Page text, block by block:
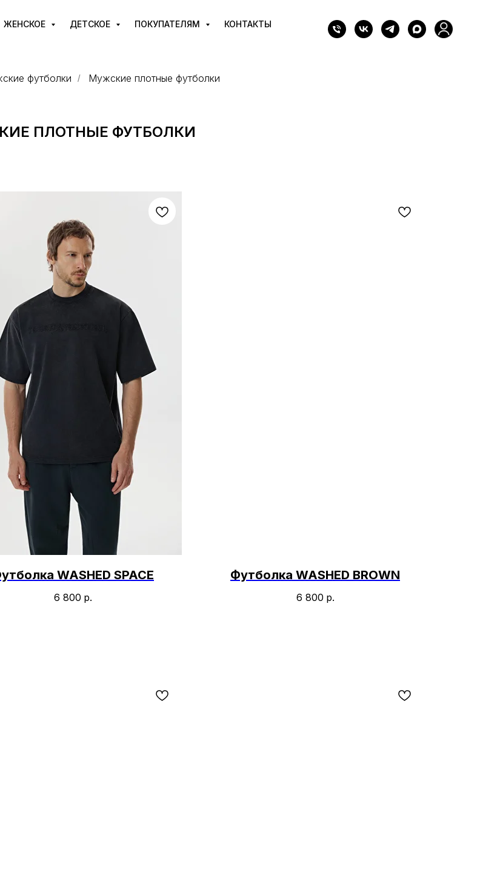
ЖЕНСКОЕ ДЕТСКОЕ ПОКУПАТЕЛЯМ КОНТАКТЫ
футболки / Мужские плотные футболки
ПЛОТНЫЕ ФУТБОЛКИ
WASHED SPACE
6 800 р.
Футболка WASHED BROWN
6 800 р.